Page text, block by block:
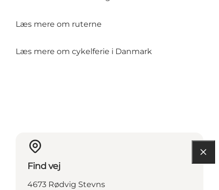
Læs mere om ruterne
Læs mere om cykelferie i Danmark
Find vej
4673 Rødvig Stevns